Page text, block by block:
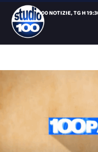
100 NOTIZIE, TG H
Rimozione cucce
Colonie feline : parla
26 Nazioni, una città:
100 NOTIZIE, TG H
100 Sport Weekend,
Manduria, ancora un